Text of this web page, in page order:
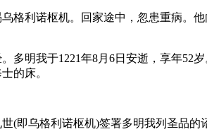
格利诺枢机。回家途中，忽患重病。
多明我于1221年8月6日安逝，享年52
的床。
(即乌格利诺枢机)签署多明我列圣品